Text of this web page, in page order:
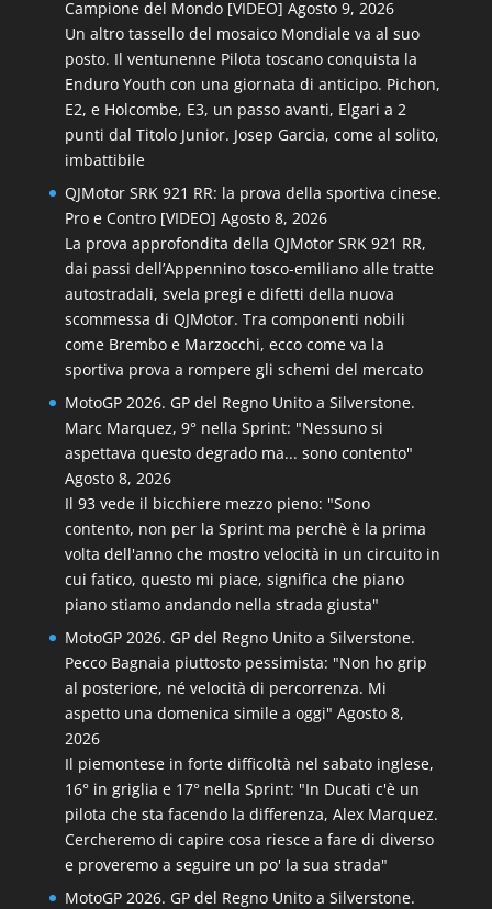
Campione del Mondo [VIDEO] Agosto 9, 2026
Un altro tassello del mosaico Mondiale va al suo
posto. Il ventunenne Pilota toscano conquista la
Enduro Youth con una giornata di anticipo. Pichon,
E2, e Holcombe, E3, un passo avanti, Elgari a 2
punti dal Titolo Junior. Josep Garcia, come al solito,
imbattibile
QJMotor SRK 921 RR: la prova della sportiva cinese.
Pro e Contro [VIDEO] Agosto 8, 2026
La prova approfondita della QJMotor SRK 921 RR,
dai passi dell’Appennino tosco-emiliano alle tratte
autostradali, svela pregi e difetti della nuova
scommessa di QJMotor. Tra componenti nobili
come Brembo e Marzocchi, ecco come va la
sportiva prova a rompere gli schemi del mercato
MotoGP 2026. GP del Regno Unito a Silverstone.
Marc Marquez, 9° nella Sprint: "Nessuno si
aspettava questo degrado ma... sono contento"
Agosto 8, 2026
Il 93 vede il bicchiere mezzo pieno: "Sono
contento, non per la Sprint ma perchè è la prima
volta dell'anno che mostro velocità in un circuito in
cui fatico, questo mi piace, significa che piano
piano stiamo andando nella strada giusta"
MotoGP 2026. GP del Regno Unito a Silverstone.
Pecco Bagnaia piuttosto pessimista: "Non ho grip
al posteriore, né velocità di percorrenza. Mi
aspetto una domenica simile a oggi" Agosto 8,
2026
Il piemontese in forte difficoltà nel sabato inglese,
16° in griglia e 17° nella Sprint: "In Ducati c'è un
pilota che sta facendo la differenza, Alex Marquez.
Cercheremo di capire cosa riesce a fare di diverso
e proveremo a seguire un po' la sua strada"
MotoGP 2026. GP del Regno Unito a Silverstone.